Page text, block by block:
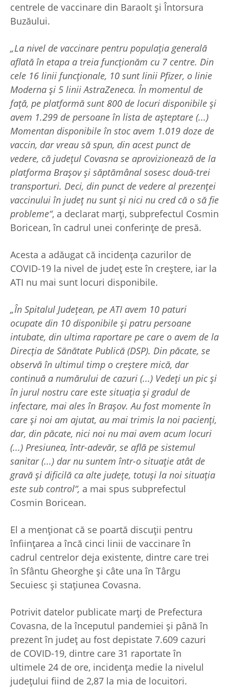
centrele de vaccinare din Baraolt şi Întorsura
Buzăului.
„La nivel de vaccinare pentru populaţia generală
aflată în etapa a treia funcţionăm cu 7 centre. Din
cele 16 linii funcţionale, 10 sunt linii Pfizer, o linie
Moderna şi 5 linii AstraZeneca. În momentul de
faţă, pe platformă sunt 800 de locuri disponibile şi
avem 1.299 de persoane în lista de aşteptare (...)
Momentan disponibile în stoc avem 1.019 doze de
vaccin, dar vreau să spun, din acest punct de
vedere, că judeţul Covasna se aprovizionează de la
platforma Braşov şi săptămânal sosesc două-trei
transporturi. Deci, din punct de vedere al prezenţei
vaccinului în judeţ nu sunt şi nici nu cred că o să fie
probleme“, a declarat marţi, subprefectul Cosmin
Boricean, în cadrul unei conferinţe de presă.
Acesta a adăugat că incidenţa cazurilor de
COVID-19 la nivel de judeţ este în creştere, iar la
ATI nu mai sunt locuri disponibile.
„În Spitalul Judeţean, pe ATI avem 10 paturi
ocupate din 10 disponibile şi patru persoane
intubate, din ultima raportare pe care o avem de la
Direcţia de Sănătate Publică (DSP). Din păcate, se
observă în ultimul timp o creştere mică, dar
continuă a numărului de cazuri (...) Vedeţi un pic şi
în jurul nostru care este situaţia şi gradul de
infectare, mai ales în Braşov. Au fost momente în
care şi noi am ajutat, au mai trimis la noi pacienţi,
dar, din păcate, nici noi nu mai avem acum locuri
(...) Presiunea, într-adevăr, se află pe sistemul
sanitar (...) dar nu suntem într-o situaţie atât de
gravă şi dificilă ca alte judeţe, totuşi la noi situaţia
este sub control“, a mai spus subprefectul
Cosmin Boricean.
El a menţionat că se poartă discuţii pentru
înfiinţarea a încă cinci linii de vaccinare în
cadrul centrelor deja existente, dintre care trei
în Sfântu Gheorghe şi câte una în Târgu
Secuiesc şi staţiunea Covasna.
Potrivit datelor publicate marţi de Prefectura
Covasna, de la începutul pandemiei şi până în
prezent în judeţ au fost depistate 7.609 cazuri
de COVID-19, dintre care 31 raportate în
ultimele 24 de ore, incidenţa medie la nivelul
judeţului fiind de 2,87 la mia de locuitori.